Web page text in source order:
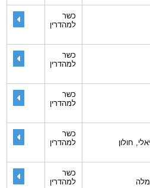
כשר
למהדרין
כשר
למהדרין
כשר
למהדרין
כשר
למהדרין
כשר
למהדרין